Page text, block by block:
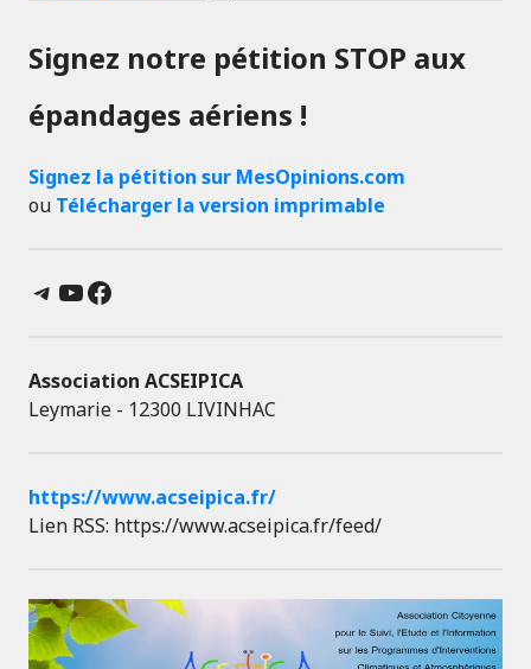
Signez notre pétition STOP aux
épandages aériens !
Signez la pétition sur MesOpinions.com
ou Télécharger la version imprimable
Telegram
YouTube
Facebook
Association ACSEIPICA
Leymarie - 12300 LIVINHAC
https://www.acseipica.fr/
Lien RSS: https://www.acseipica.fr/feed/